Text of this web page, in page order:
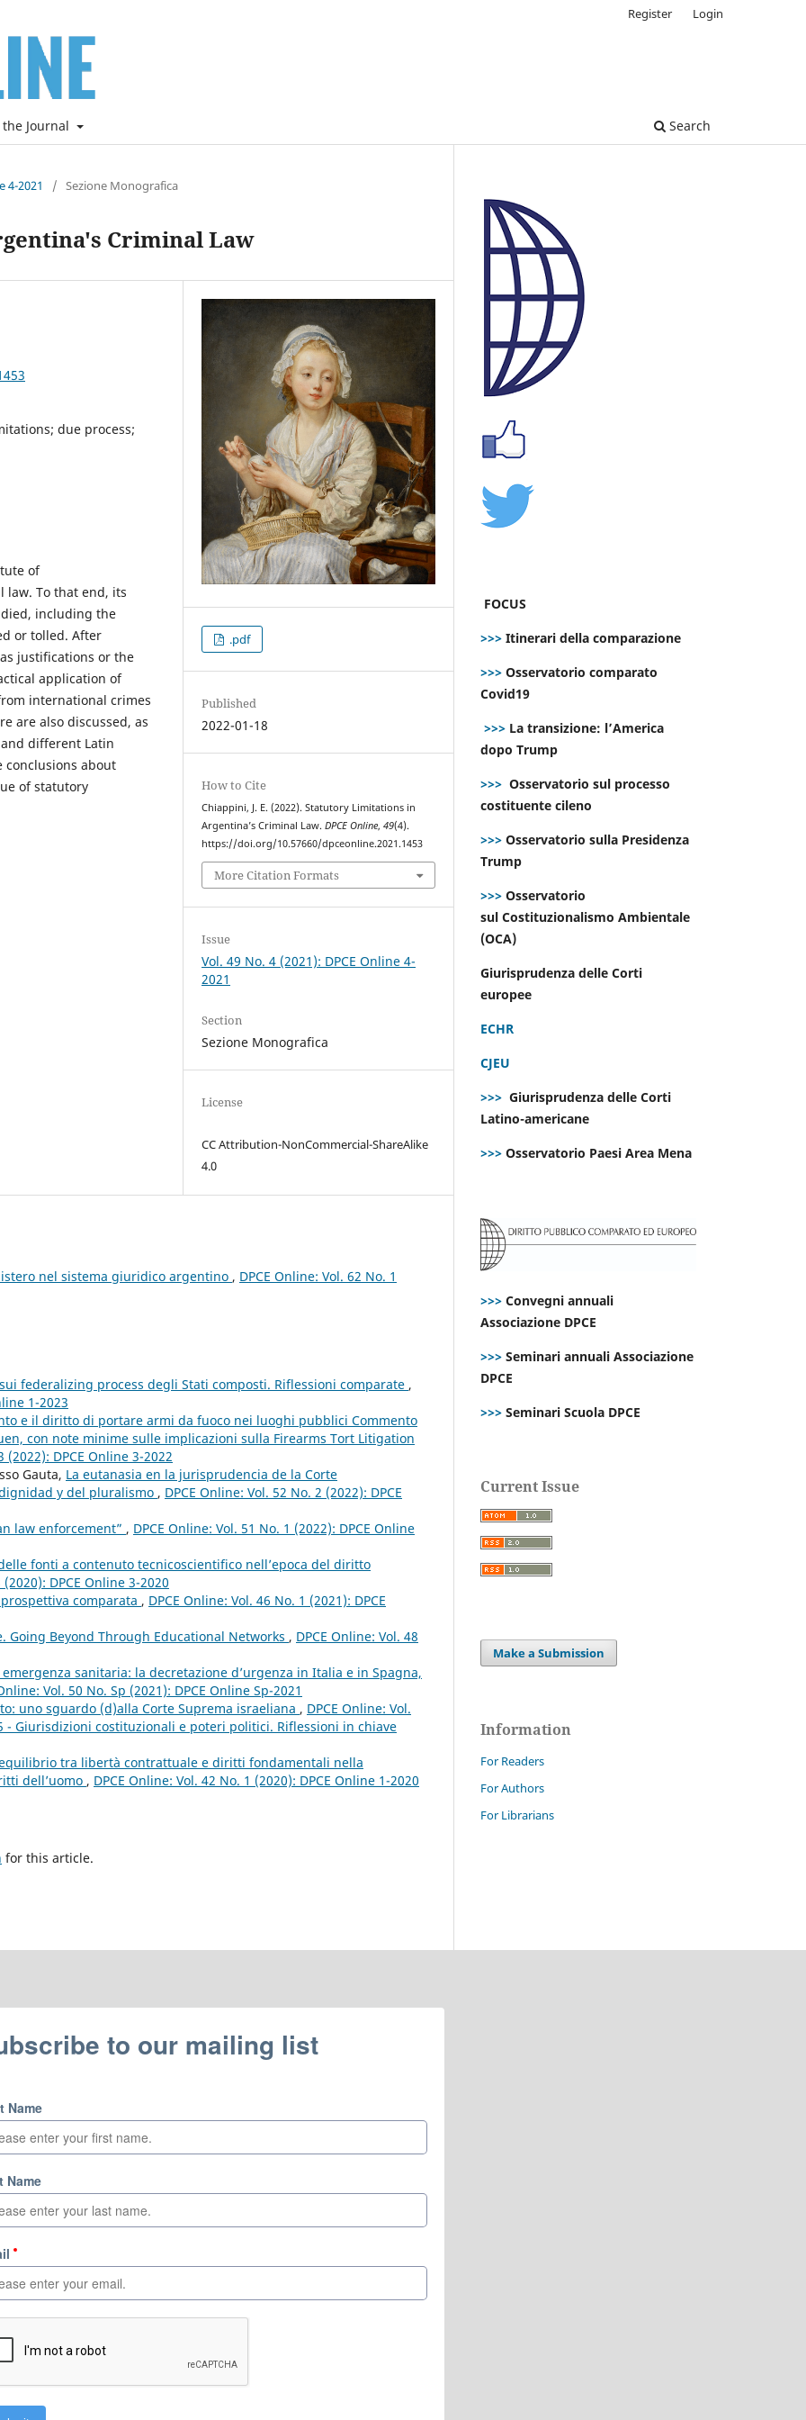
Journal Search
Register Login
4-2021 / Sezione Monografica
Criminal Law
due process;
of
To that end, its
including the
or tolled. After
justifications or the
application of
international crimes
are also discussed, as
different Latin
conclusions about
of statutory
.pdf
Published
2022-01-18
How to Cite
Chiappini, J. E. (2022). Statutory Limitations in
Argentina’s Criminal Law.DPCE Online,49(4).
https://doi.org/10.57660/dpceonline.2021.1453
More Citation Formats
Issue
Vol. 49 No. 4 (2021): DPCE Online 4-
2021
Section
Sezione Monografica
License
CC Attribution-NonCommercial-ShareAlike
4.0
nel sistema giuridico argentino , DPCE Online: Vol. 62 No. 1
federalizing process degli Stati composti. Riflessioni comparate ,
1-2023
e il diritto di portare armi da fuoco nei luoghi pubblici Commento
con note minime sulle implicazioni sulla Firearms Tort Litigation
(2022): DPCE Online 3-2022
Gauta, La eutanasia en la jurisprudencia de la Corte
y del pluralismo , DPCE Online: Vol. 52 No. 2 (2022): DPCE
law enforcement” , DPCE Online: Vol. 51 No. 1 (2022): DPCE Online
fonti a contenuto tecnicoscientifico nell’epoca del diritto
DPCE Online 3-2020
comparata , DPCE Online: Vol. 46 No. 1 (2021): DPCE
Going Beyond Through Educational Networks , DPCE Online: Vol. 48
sanitaria: la decretazione d’urgenza in Italia e in Spagna,
Vol. 50 No. Sp (2021): DPCE Online Sp-2021
uno sguardo (d)alla Corte Suprema israeliana , DPCE Online: Vol.
- Giurisdizioni costituzionali e poteri politici. Riflessioni in chiave
tra libertà contrattuale e diritti fondamentali nella
dell’uomo , DPCE Online: Vol. 42 No. 1 (2020): DPCE Online 1-2020
for this article.
FOCUS
>>> Itinerari della comparazione
>>> Osservatorio comparato
Covid19
>>> La transizione: l’America
dopo Trump
>>> Osservatorio sul processo
costituente cileno
>>> Osservatorio sulla Presidenza
Trump
>>> Osservatorio
sul Costituzionalismo Ambientale
(OCA)
Giurisprudenza delle Corti
europee
ECHR
CJEU
>>> Giurisprudenza delle Corti
Latino-americane
>>> Osservatorio Paesi Area Mena
>>> Convegni annuali
Associazione DPCE
>>> Seminari annuali Associazione
DPCE
>>> Seminari Scuola DPCE
Current Issue
Make a Submission
Information
For Readers
For Authors
For Librarians